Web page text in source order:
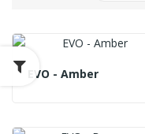
EVO - Amber